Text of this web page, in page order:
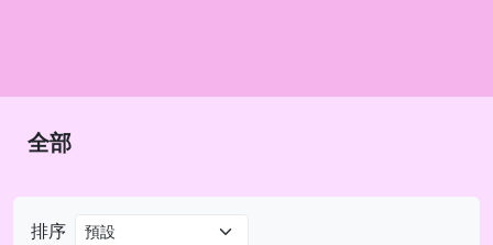
排序
全部